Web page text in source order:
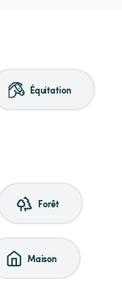
Équitation
Forêt
Maison